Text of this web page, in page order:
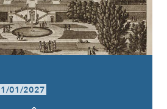
01/2027